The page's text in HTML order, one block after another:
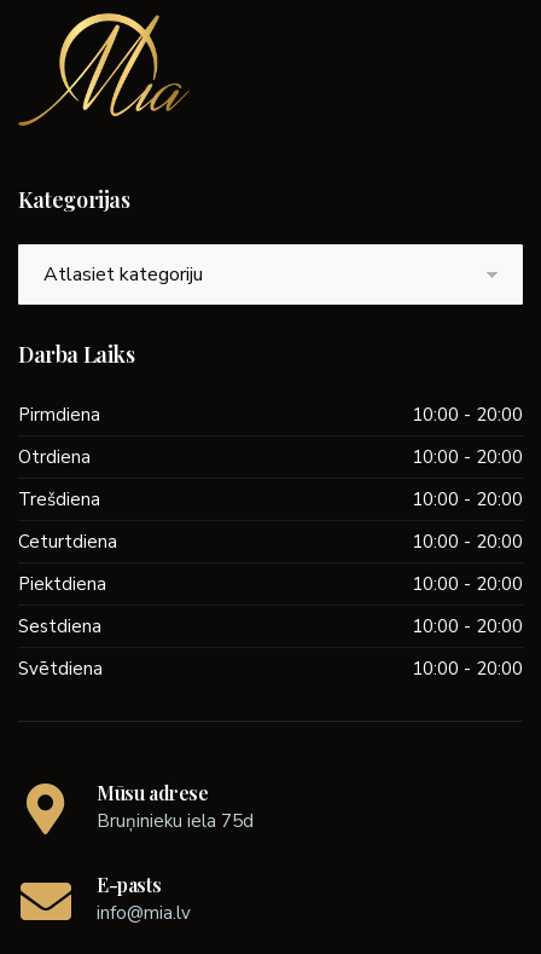
Kategorijas
Darba Laiks
Pirmdiena
10:00 - 20:00
Otrdiena
10:00 - 20:00
Trešdiena
10:00 - 20:00
Ceturtdiena
10:00 - 20:00
Piektdiena
10:00 - 20:00
Sestdiena
10:00 - 20:00
Svētdiena
10:00 - 20:00
Mūsu adrese
Bruņinieku iela 75d
E-pasts
info@mia.lv